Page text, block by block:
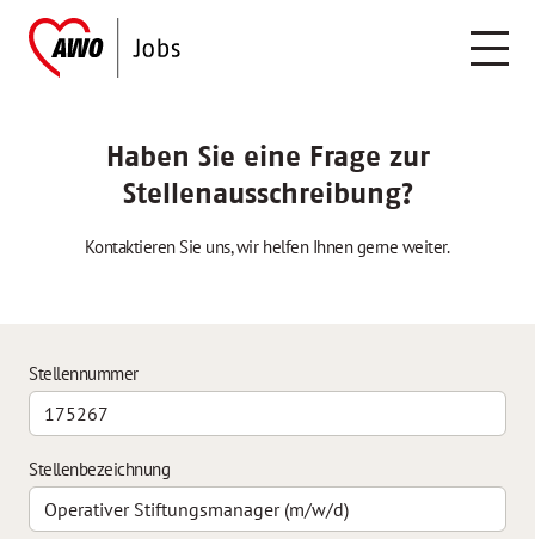
Haben Sie eine Frage zur
Stellenausschreibung?
Kontaktieren Sie uns, wir helfen Ihnen gerne weiter.
Stellennummer
Stellenbezeichnung